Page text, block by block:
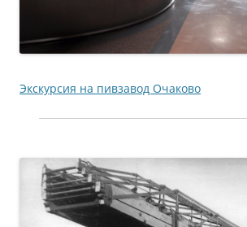
Экскурсия на пивзавод Очаково